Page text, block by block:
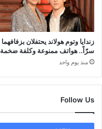
زندايا وتوم هولاند يحتفلان بزفافهما
سرّاً.. هواتف ممنوعة وكلفة ضخمة
منذ يوم واحد
Follow Us